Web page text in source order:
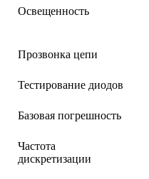
Освещенность
Прозвонка цепи
Тестирование диодов
Базовая погрешность
Частота
дискретизации